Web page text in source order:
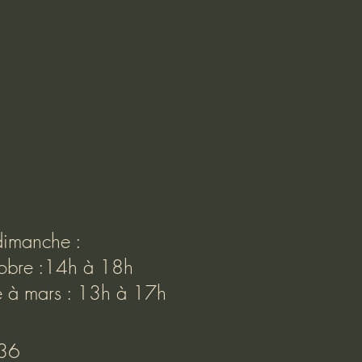
:
:14h à 18h
à mars : 13h à 17h